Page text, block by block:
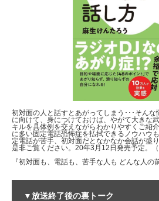
初対面の人と話すとあがってしまう･･･そん
に向けて、身につけておけば、やがて大きな
キルを具体例を交えながらわかりやすくご紹
に多い固定電話恐怖症を払拭できるノウハウ
定電話が苦手、初対面だとなかなか会話が盛
是非ご覧ください。20年3月12日発売予定。
『初対面も、電話も、苦手な人も どんな人の
▼放送終了後の裏トーク